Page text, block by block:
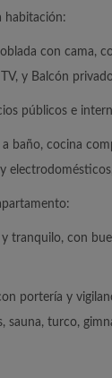
habitación:
con cama,
y Balcón
públicos e
baño, cocina
tranquilo, con
portería y
sauna, turco,